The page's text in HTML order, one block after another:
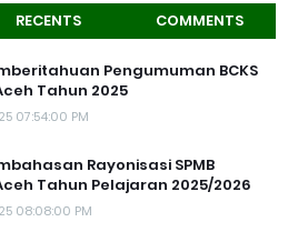
RECENTS COMMENTS
Pengumuman BCKS
Tahun 2025
07:54:00 PM
Rayonisasi SPMB
Tahun Pelajaran 2025/2026
08:08:00 PM